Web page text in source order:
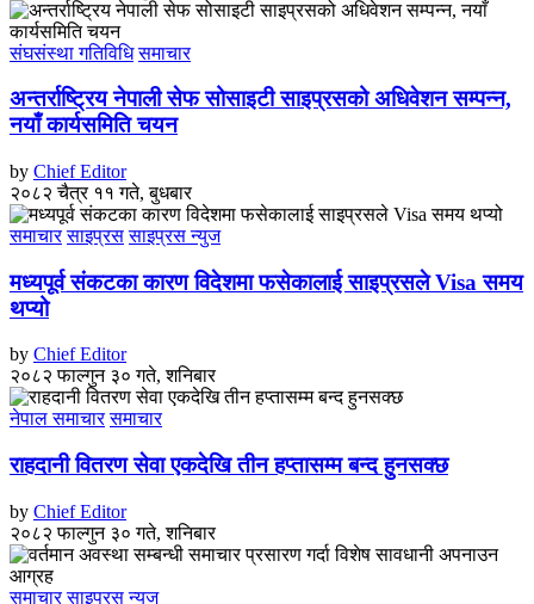
संघसंस्था गतिविधि समाचार
अन्तर्राष्ट्रिय नेपाली सेफ सोसाइटी साइप्रसको अधिवेशन सम्पन्न,
नयाँ कार्यसमिति चयन
by Chief Editor
२०८२ चैत्र ११ गते, बुधबार
समाचार साइप्रस साइप्रस न्युज
मध्यपूर्व संकटका कारण विदेशमा फसेकालाई साइप्रसले Visa समय
थप्यो
by Chief Editor
२०८२ फाल्गुन ३० गते, शनिबार
नेपाल समाचार समाचार
राहदानी वितरण सेवा एकदेखि तीन हप्तासम्म बन्द हुनसक्छ
by Chief Editor
२०८२ फाल्गुन ३० गते, शनिबार
समाचार साइप्रस न्युज